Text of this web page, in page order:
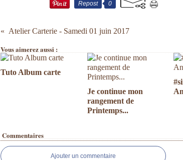
Repost 0
Atelier Carterie - Samedi 01 juin 2017
Vous aimerez aussi :
Tuto Album carte
Je continue mon
rangement de
Printemps...
Commentaires
Ajouter un commentaire